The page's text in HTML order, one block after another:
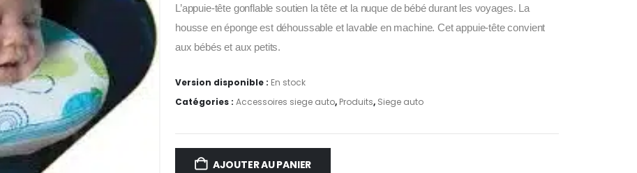
L’appuie-tête gonflable soutien la tête et la nuque de bébé durant les voyages. La
housse en éponge est déhoussable et lavable en machine. Cet appuie-tête convient
aux bébés et aux petits.
Version disponible : En stock
Catégories : Accessoires siege auto, Produits, Siege auto
AJOUTER AU PANIER